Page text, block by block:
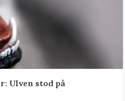
Ulven stod på